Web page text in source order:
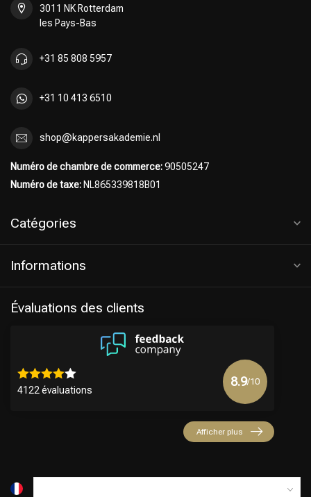
3011 NK Rotterdam
les Pays-Bas
+31 85 808 5957
+31 10 413 6510
shop@kappersakademie.nl
Numéro de chambre de commerce:90505247
Numéro de taxe: NL865339818B01
Catégories
Informations
Évaluations des clients
4122 évaluations
8.9/10
Afficher plus